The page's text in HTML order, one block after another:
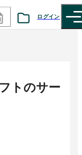
ログイン
ト のサー